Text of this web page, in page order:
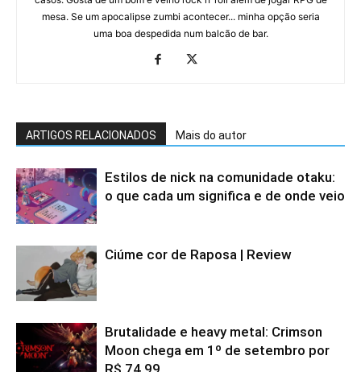
mesa. Se um apocalipse zumbi acontecer... minha opção seria
uma boa despedida num balcão de bar.
ARTIGOS RELACIONADOS Mais do autor
Estilos de nick na comunidade otaku:
o que cada um significa e de onde veio
Ciúme cor de Raposa | Review
Brutalidade e heavy metal: Crimson
Moon chega em 1º de setembro por